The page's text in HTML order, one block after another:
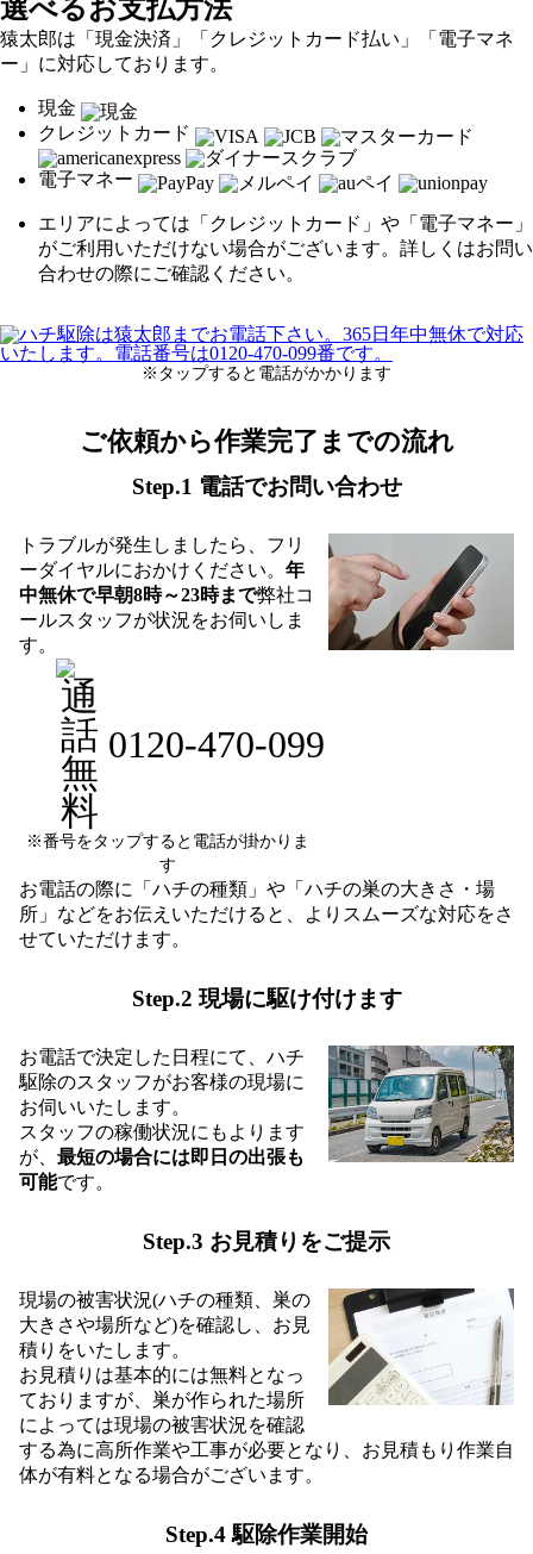
選べるお支払方法
猿太郎は「現金決済」「クレジットカード払い」「電子マネ
ー」に対応しております。
現金
クレジットカード
電子マネー
エリアによっては「クレジットカード」や「電子マネー」
がご利用いただけない場合がございます。詳しくはお問い
合わせの際にご確認ください。
※タップすると電話がかかります
ご依頼から作業完了までの流れ
Step.1 電話でお問い合わせ
トラブルが発生しましたら、フリ
ーダイヤルにおかけください。 年
中無休で早朝8時～23時まで弊社コ
ールスタッフが状況をお伺いしま
す。
0120-470-099
※番号をタップすると電話が掛かりま
す
お電話の際に「ハチの種類」や「ハチの巣の大きさ・場
所」などをお伝えいただけると、よりスムーズな対応をさ
せていただけます。
Step.2 現場に駆け付けます
お電話で決定した日程にて、ハチ
駆除のスタッフがお客様の現場に
お伺いいたします。
スタッフの稼働状況にもよります
が、 最短の場合には即日の出張も
可能です。
Step.3 お見積りをご提示
現場の被害状況(ハチの種類、巣の
大きさや場所など)を確認し、お見
積りをいたします。
お見積りは基本的には無料となっ
ておりますが、巣が作られた場所
によっては現場の被害状況を確認
する為に高所作業や工事が必要となり、お見積もり作業自
体が有料となる場合がございます。
Step.4 駆除作業開始